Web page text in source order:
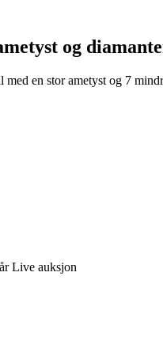
og
en stor ametyst og 7
Live auksjon